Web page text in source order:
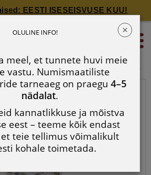
EESTI ISESEISVUSE KUU!
kapslid (100 kapslit)
kapslid (100 kapslit)
×
OLULINE INFO!
meel, et tunnete huvi meie
vastu. Numismaatiliste
tarneaeg on praegu 4–5
nädalat.
kannatlikkuse ja mõistva
eest – teeme kõik endast
teie tellimus võimalikult
kohale toimetada.